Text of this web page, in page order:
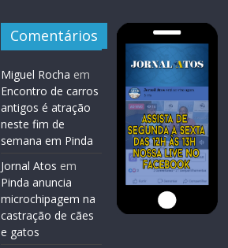
Comentários
Miguel Rocha em
Encontro de carros
antigos é atração
neste fim de
semana em Pinda
Jornal Atos em
Pinda anuncia
microchipagem na
castração de cães
e gatos